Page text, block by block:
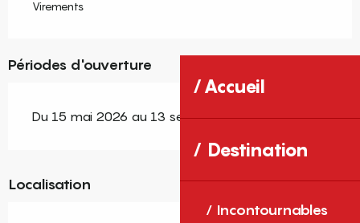
Accueil
Destination
Incontournables
Virements
Périodes d'ouverture
Du 15 mai 2026 au 13 septembre 2026
Localisation